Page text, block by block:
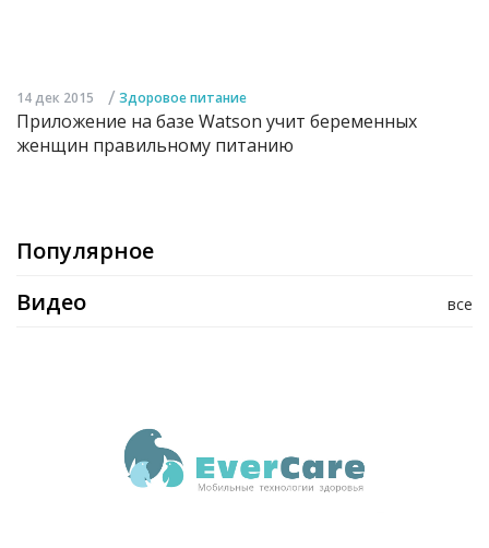
14 дек 2015 / Здоровое питание
Приложение на базе Watson учит беременных
женщин правильному питанию
Популярное
все
Видео